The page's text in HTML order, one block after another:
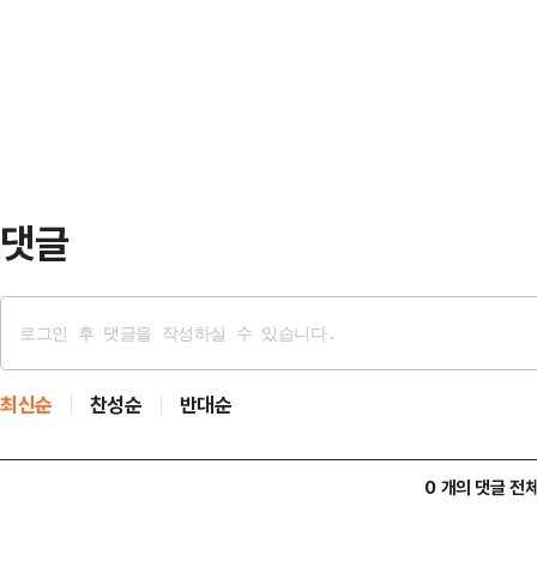
댓글
최신순 찬성순 반대순
0 개의 댓글 전